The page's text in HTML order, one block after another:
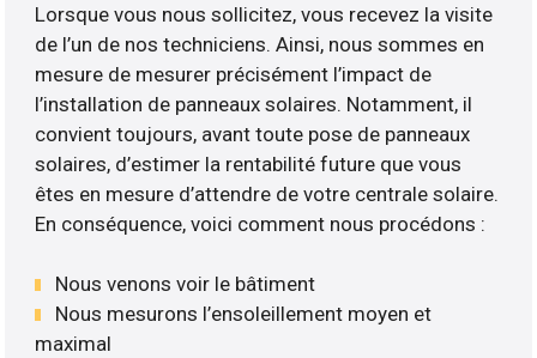
Lorsque vous nous sollicitez, vous recevez la visite
de l’un de nos techniciens. Ainsi, nous sommes en
mesure de mesurer précisément l’impact de
l’installation de panneaux solaires. Notamment, il
convient toujours, avant toute pose de panneaux
solaires, d’estimer la rentabilité future que vous
êtes en mesure d’attendre de votre centrale solaire.
En conséquence, voici comment nous procédons :
Nous venons voir le bâtiment
Nous mesurons l’ensoleillement moyen et
maximal